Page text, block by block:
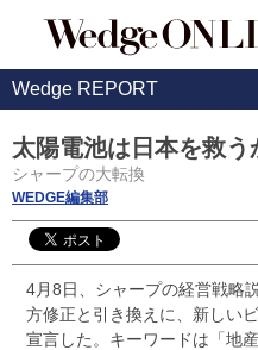
Wedge REPORT
太陽電池は日本を救う
シャープの大転換
WEDGE編集部
4月8日、シャープの経営戦略
方修正と引き換えに、新しい
宣言した。キーワードは「地